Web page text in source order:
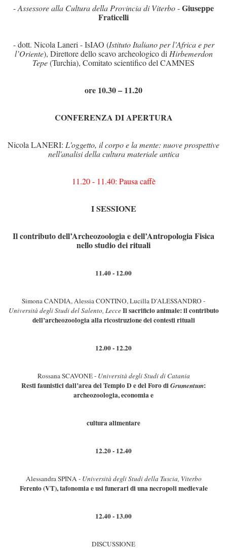
-Assessore alla Cultura della Provincia di Viterbo-Giuseppe
Fraticelli
- dott. Nicola Laneri - IsIAO (Istituto Italiano per l’Africa e per
l’Oriente), Direttore dello scavo archeologico di Hirbemerdon
Tepe(Turchia), Comitato scientifico del CAMNES
ore 10.30 – 11.20
CONFERENZA DI APERTURA
Nicola LANERI: L'oggetto, il corpo e la mente: nuove prospettive
nell'analisi della cultura materiale antica
11.20 - 11.40: Pausa caffè
I SESSIONE
Il contributo dell’Archeozoologia e dell’Antropologia Fisica
nello studio dei rituali
11.40 - 12.00
Simona CANDIA, Alessia CONTINO, Lucilla D'ALESSANDRO -
Università degli Studi del Salento, LecceIl sacrificio animale: il contributo
dell’archeozoologia alla ricostruzione dei contesti rituali
12.00 - 12.20
Rossana SCAVONE - Università degli Studi di Catania
Resti faunistici dall’area del Tempio D e del Foro diGrumentum:
archeozoologia, economia e
cultura alimentare
12.20 - 12.40
Alessandra SPINA - Università degli Studi della Tuscia, Viterbo
Ferento (VT), tafonomia e usi funerari di una necropoli medievale
12.40 - 13.00
DISCUSSIONE